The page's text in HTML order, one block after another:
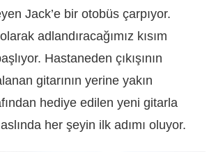
Jack’e bir otobüs çarpıyor.
adlandıracağımız kısım
Hastaneden çıkışının
gitarının yerine yakın
hediye edilen yeni gitarla
her şeyin ilk adımı oluyor.